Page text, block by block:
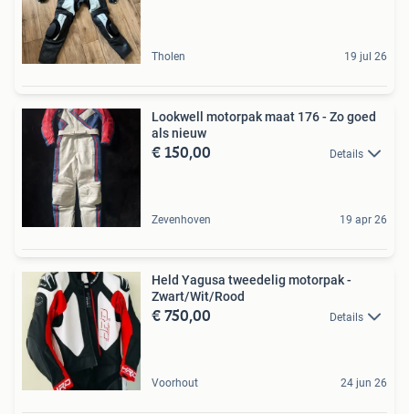
Tholen 19 jul 26
Lookwell motorpak maat 176 - Zo goed
als nieuw
€ 150,00 Details
Zevenhoven 19 apr 26
Held Yagusa tweedelig motorpak -
Zwart/Wit/Rood
€ 750,00 Details
Voorhout 24 jun 26